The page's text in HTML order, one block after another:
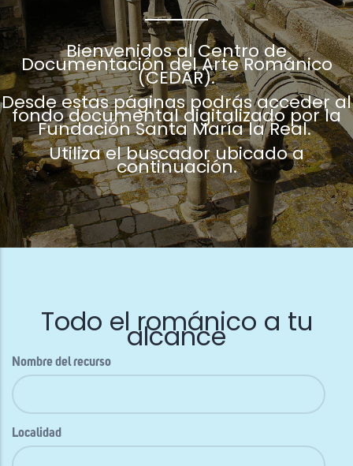
Bienvenidos al Centro de
Documentación del Arte Románico
(CEDAR).
Desde estas páginas podrás acceder al
fondo documental digitalizado por la
Fundación Santa María la Real.
Utiliza el buscador ubicado a
continuación.
Todo el románico a tu
alcance
Nombre del recurso
Localidad